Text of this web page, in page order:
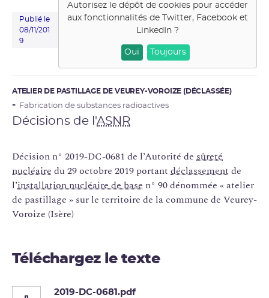
Publié le
08/11/201
9
Autorisez le dépôt de cookies pour accéder
aux fonctionnalités de Twitter, Facebook et
LinkedIn?
Oui Toujours
ATELIER DE PASTILLAGE DE VEUREY-VOROIZE (DÉCLASSÉE)
Fabrication de substances radioactives
Décisions de l'ASNR
Décision n° 2019-DC-0681 de l’Autorité de sûreté
nucléaire du 29 octobre 2019 portant déclassement de
l’installation nucléaire de base n° 90 dénommée « atelier
de pastillage » sur le territoire de la commune de Veurey-
Voroize (Isère)
Téléchargez le texte
2019-DC-0681.pdf